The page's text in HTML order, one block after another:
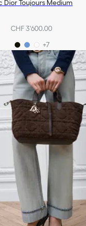
Dior Toujours Medium
CHF 3'600.00
+7